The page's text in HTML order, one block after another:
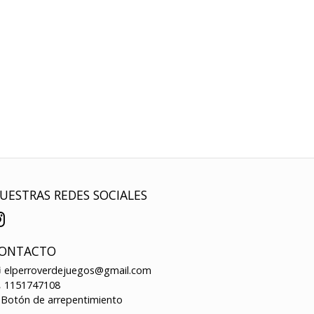
REDES SOCIALES
elperroverdejuegos@gmail.com
1151747108
de arrepentimiento